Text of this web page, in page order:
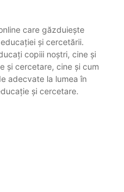
care găzduiește
și cercetării.
copiii noștri, cine și
și cercetare, cine și cum
adecvate la lumea în
și cercetare.